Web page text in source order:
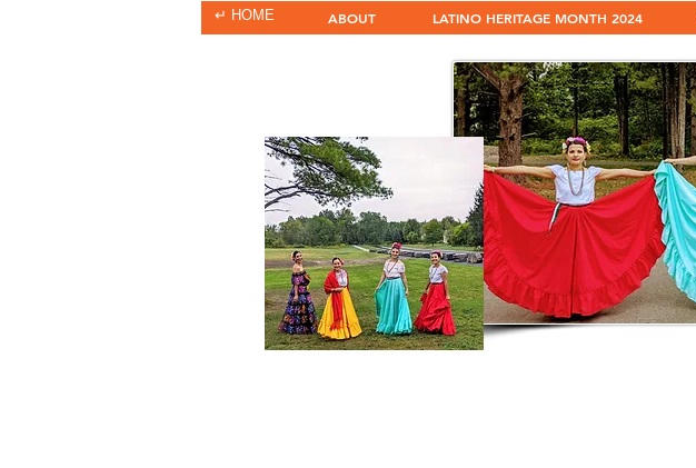
HOME ABOUT LATINO HERITAGE MONTH 2024
↵ HOME